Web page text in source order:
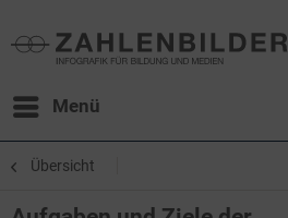
Menü
Übersicht